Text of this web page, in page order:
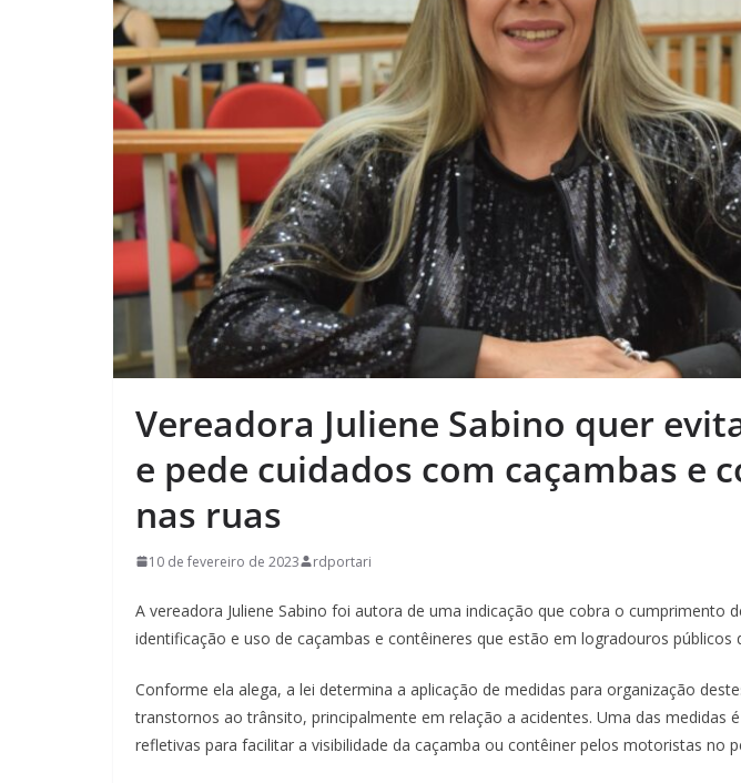
Vereadora Juliene Sabino quer
e pede cuidados com caçambas e
nas ruas
10 de fevereiro de 2023 rdportari
A vereadora Juliene Sabino foi autora de uma indicação que cobra o cumprimento
identificação e uso de caçambas e contêineres que estão em logradouros públicos
Conforme ela alega, a lei determina a aplicação de medidas para organização
transtornos ao trânsito, principalmente em relação a acidentes. Uma das medidas
refletivas para facilitar a visibilidade da caçamba ou contêiner pelos motoristas no